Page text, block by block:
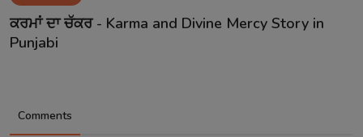
ਕਰਮਾਂ ਦਾ ਚੱਕਰ - Karma and Divine Mercy Story in
Punjabi
Comments